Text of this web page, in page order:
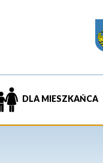
DLA MIESZKAŃCA